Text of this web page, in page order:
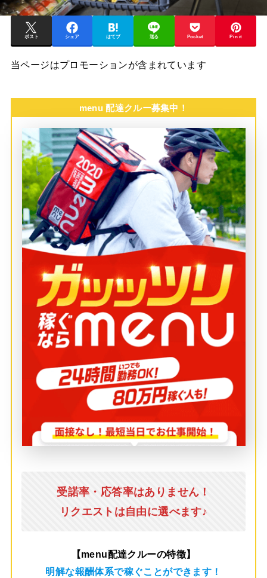
ポスト シェア はてブ 送る Pocket Pin it
当ページはプロモーションが含まれています
menu 配達クルー募集中！
受諾率・応答率はありません！
リクエストは自由に選べます♪
【menu配達クルーの特徴】
明解な報酬体系で稼ぐことができます！